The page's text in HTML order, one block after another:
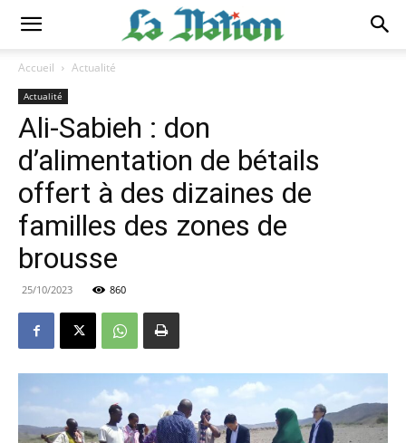
Accueil Actualité
Actualité
Ali-Sabieh : don
d’alimentation de bétails
offert à des dizaines de
familles des zones de
brousse
25/10/2023 860